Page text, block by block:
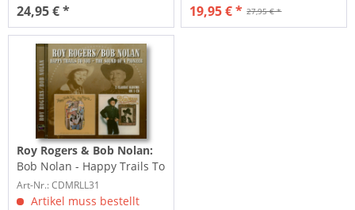
24,95 € * 27,95 € *
19,95 € *
Roy Rogers & Bob Nolan:
Bob Nolan - Happy Trails To
You - The Sound Of...
Art-Nr.: CDMRLL31
Artikel muss bestellt